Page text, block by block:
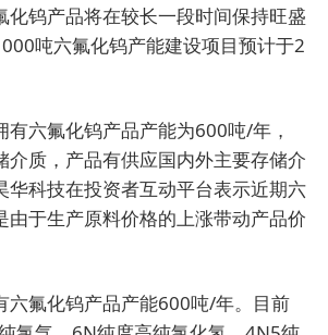
化钨产品将在较长一段时间保持旺盛
吨六氟化钨产能建设项目预计于2
有六氟化钨产品产能为600吨/年，
介质，产品有供应国内外主要存储介
华科技在投资者互动平台表示近期六
由于生产原料价格的上涨带动产品价
六氟化钨产品产能600吨/年。目前